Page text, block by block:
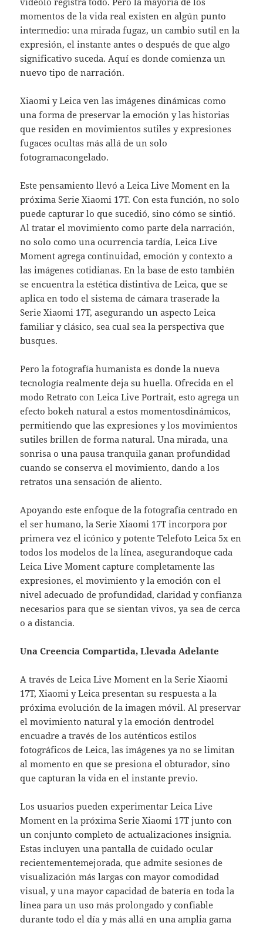
momentos de la vida real existen en algún punto
intermedio: una mirada fugaz, un cambio sutil en la
expresión, el instante antes o después de que algo
significativo suceda. Aquí es donde comienza un
nuevo tipo de narración.
Xiaomi y Leica ven las imágenes dinámicas como
una forma de preservar la emoción y las historias
que residen en movimientos sutiles y expresiones
fugaces ocultas más allá de un solo
fotogramacongelado.
Este pensamiento llevó a Leica Live Moment en la
próxima Serie Xiaomi 17T. Con esta función, no solo
puede capturar lo que sucedió, sino cómo se sintió.
Al tratar el movimiento como parte dela narración,
no solo como una ocurrencia tardía, Leica Live
Moment agrega continuidad, emoción y contexto a
las imágenes cotidianas. En la base de esto también
se encuentra la estética distintiva de Leica, que se
aplica en todo el sistema de cámara traserade la
Serie Xiaomi 17T, asegurando un aspecto Leica
familiar y clásico, sea cual sea la perspectiva que
busques.
Pero la fotografía humanista es donde la nueva
tecnología realmente deja su huella. Ofrecida en el
modo Retrato con Leica Live Portrait, esto agrega un
efecto bokeh natural a estos momentosdinámicos,
permitiendo que las expresiones y los movimientos
sutiles brillen de forma natural. Una mirada, una
sonrisa o una pausa tranquila ganan profundidad
cuando se conserva el movimiento, dando a los
retratos una sensación de aliento.
Apoyando este enfoque de la fotografía centrado en
el ser humano, la Serie Xiaomi 17T incorpora por
primera vez el icónico y potente Telefoto Leica 5x en
todos los modelos de la línea, asegurandoque cada
Leica Live Moment capture completamente las
expresiones, el movimiento y la emoción con el
nivel adecuado de profundidad, claridad y confianza
necesarios para que se sientan vivos, ya sea de cerca
o a distancia.
Una Creencia Compartida, Llevada Adelante
A través de Leica Live Moment en la Serie Xiaomi
17T, Xiaomi y Leica presentan su respuesta a la
próxima evolución de la imagen móvil. Al preservar
el movimiento natural y la emoción dentrodel
encuadre a través de los auténticos estilos
fotográficos de Leica, las imágenes ya no se limitan
al momento en que se presiona el obturador, sino
que capturan la vida en el instante previo.
Los usuarios pueden experimentar Leica Live
Moment en la próxima Serie Xiaomi 17T junto con
un conjunto completo de actualizaciones insignia.
Estas incluyen una pantalla de cuidado ocular
recientementemejorada, que admite sesiones de
visualización más largas con mayor comodidad
visual, y una mayor capacidad de batería en toda la
línea para un uso más prolongado y confiable
durante todo el día y más allá en una amplia gama